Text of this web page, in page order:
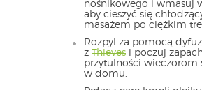
nośnikowego i wmasuj
aby cieszyć się
masażem po ciężkim
Rozpyl za pomocą
z Thieves i poczuj
przytulności wieczorom
w domu.